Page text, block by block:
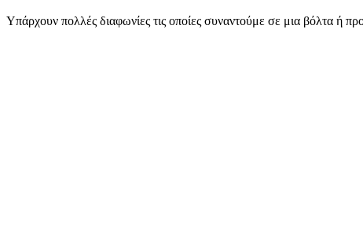
Υπάρχουν πολλές διαφωνίες τις οποίες συναντούμε σε μια βόλτα ή